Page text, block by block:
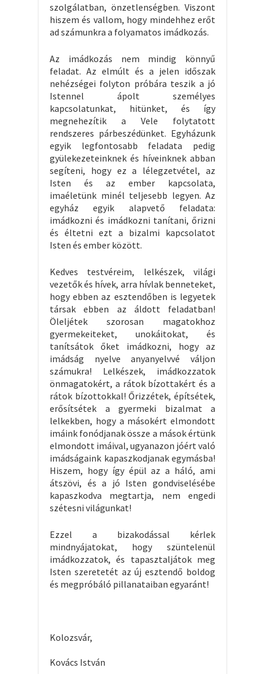
szolgálatban, önzetlenségben. Viszont
hiszem és vallom, hogy mindehhez erőt
ad számunkra a folyamatos imádkozás.
Az imádkozás nem mindig könnyű
feladat. Az elmúlt és a jelen időszak
nehézségei folyton próbára teszik a jó
Istennel ápolt személyes
kapcsolatunkat, hitünket, és így
megnehezítik a Vele folytatott
rendszeres párbeszédünket. Egyházunk
egyik legfontosabb feladata pedig
gyülekezeteinknek és híveinknek abban
segíteni, hogy ez a lélegzetvétel, az
Isten és az ember kapcsolata,
imaéletünk minél teljesebb legyen. Az
egyház egyik alapvető feladata:
imádkozni és imádkozni tanítani, őrizni
és éltetni ezt a bizalmi kapcsolatot
Isten és ember között.
Kedves testvéreim, lelkészek, világi
vezetők és hívek, arra hívlak benneteket,
hogy ebben az esztendőben is legyetek
társak ebben az áldott feladatban!
Öleljétek szorosan magatokhoz
gyermekeiteket, unokáitokat, és
tanítsátok őket imádkozni, hogy az
imádság nyelve anyanyelvvé váljon
számukra! Lelkészek, imádkozzatok
önmagatokért, a rátok bízottakért és a
rátok bízottokkal! Őrizzétek, építsétek,
erősítsétek a gyermeki bizalmat a
lelkekben, hogy a másokért elmondott
imáink fonódjanak össze a mások értünk
elmondott imáival, ugyanazon jóért való
imádságaink kapaszkodjanak egymásba!
Hiszem, hogy így épül az a háló, ami
átszövi, és a jó Isten gondviselésébe
kapaszkodva megtartja, nem engedi
szétesni világunkat!
Ezzel a bizakodással kérlek
mindnyájatokat, hogy szüntelenül
imádkozzatok, és tapasztaljátok meg
Isten szeretetét az új esztendő boldog
és megpróbáló pillanataiban egyaránt!
Kolozsvár,
Kovács István